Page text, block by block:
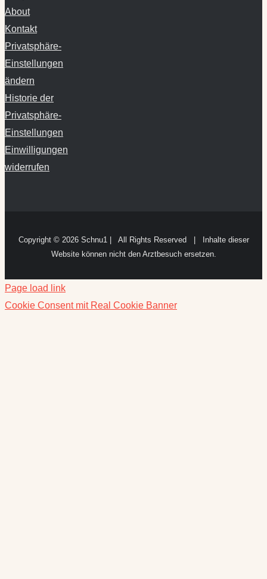
About
Kontakt
Privatsphäre-
Einstellungen
ändern
Historie der
Privatsphäre-
Einstellungen
Einwilligungen
widerrufen
Copyright © 2026 Schnu1 | All Rights Reserved | Inhalte dieser
Website können nicht den Arztbesuch ersetzen.
Page load link
Cookie Consent mit Real Cookie Banner